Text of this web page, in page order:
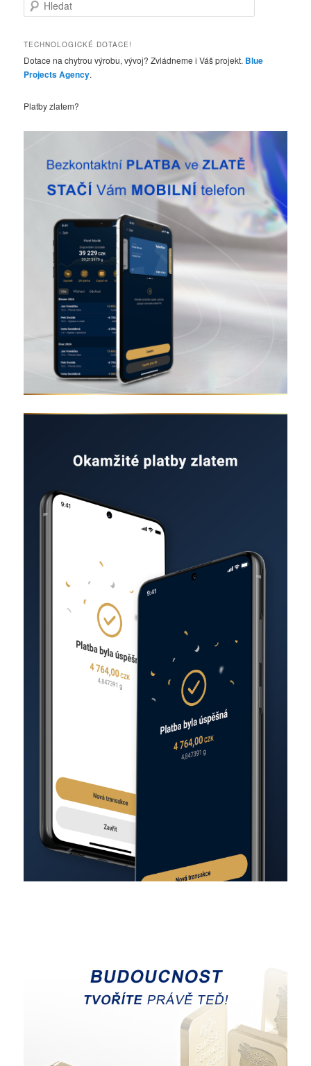
l
d
t
TECHNOLOGICKÉ DOTACE!
Dotace na chytrou výrobu, vývoj? Zvládneme i Váš projekt. Blue
Projects Agency.
Platby zlatem?